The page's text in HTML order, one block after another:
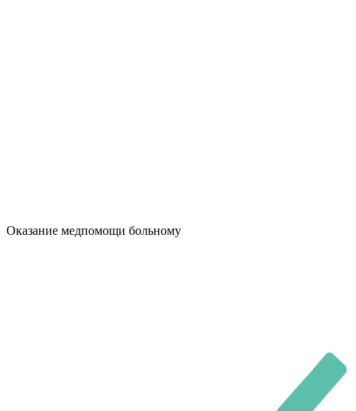
Оказание медпомощи больному